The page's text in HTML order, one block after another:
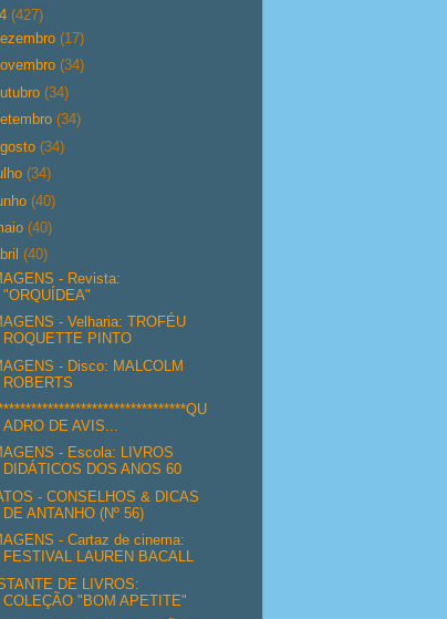
(427)
(17)
(34)
(34)
(34)
(34)
(34)
(40)
(40)
(40)
- Revista:
"ORQUÍDEA"
- Velharia: TROFÉU
ROQUETTE PINTO
- Disco: MALCOLM
ROBERTS
ADRO DE AVIS...
- Escola: LIVROS
DIDÁTICOS DOS ANOS 60
- CONSELHOS & DICAS
DE ANTANHO (Nº 56)
- Cartaz de cinema:
FESTIVAL LAUREN BACALL
DE LIVROS:
COLEÇÃO "BOM APETITE"